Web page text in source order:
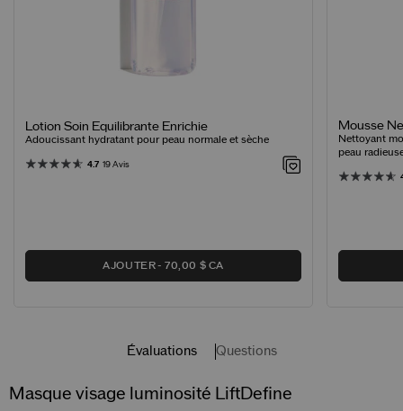
Lotion Soin Equilibrante Enrichie
Adoucissant hydratant pour peau normale et sèche
4.7 19 Avis
AJOUTER 70,00 $ CA
Mousse
Nettoyant
peau
Évaluations Questions
Masque visage luminosité LiftDefine